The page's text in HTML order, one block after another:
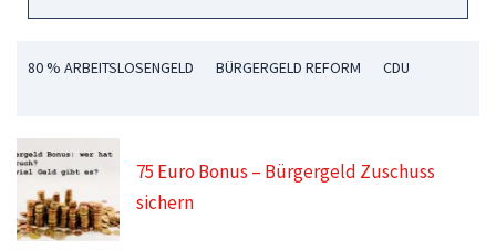
80 % ARBEITSLOSENGELD BÜRGERGELD REFORM CDU
75 Euro Bonus – Bürgergeld Zuschuss
sichern